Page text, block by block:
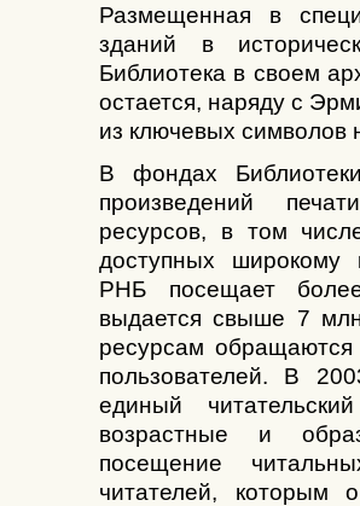
Размещенная в
зданий в
Библиотека в своем
остается, наряду с
из ключевых символов
В фондах
произведений
ресурсов, в том
доступных широкому
РНБ посещает
выдается свыше 7
ресурсам
пользователей. В
единый
возрастные и
посещение
читателей, которым